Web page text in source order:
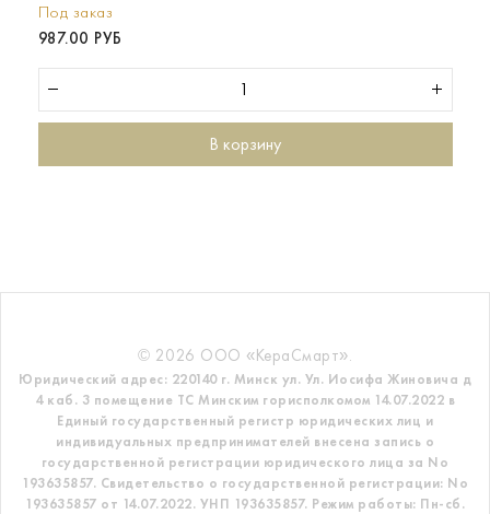
Под заказ
987.00 РУБ
В корзину
© 2026 ООО «КераСмарт».
Юридический адрес: 220140 г. Минск ул. Ул. Иосифа Жиновича д
4 каб. 3 помещение ТС Минским горисполкомом 14.07.2022 в
Единый государственный регистр юридических лиц и
индивидуальных предпринимателей внесена запись о
государственной регистрации юридического лица за No
193635857. Свидетельство о государственной регистрации: No
193635857 от 14.07.2022. УНП 193635857. Режим работы: Пн-сб.